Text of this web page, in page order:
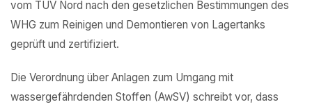
vom TÜV Nord nach den gesetzlichen Bestimmungen des
WHG zum Reinigen und Demontieren von Lagertanks
geprüft und zertifiziert.
Die Verordnung über Anlagen zum Umgang mit
wassergefährdenden Stoffen (AwSV) schreibt vor, dass